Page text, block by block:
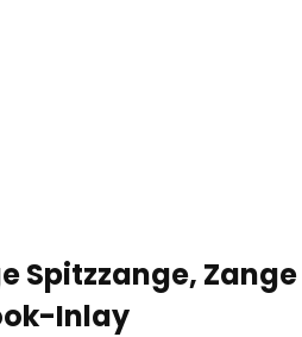
Spitzzange,
Inlay